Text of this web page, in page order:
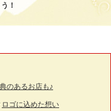
！
のあるお店も♪
ロゴに込めた想い